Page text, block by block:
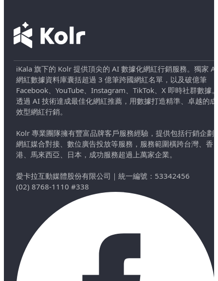
iKala 旗下的 Kolr 提供頂尖的 AI 數據化網紅行銷服務。獨家 AI
網紅數據資料庫囊括超過 3 億筆跨國網紅名單，以及破億筆
Facebook、YouTube、Instagram、TikTok、X 即時社群數據
透過 AI 技術達成最佳化網紅推薦，用數據打造精準、卓越的成
效型網紅行銷。
Kolr 專業團隊擁有豐富品牌客戶服務經驗，提供包括行銷企劃
網紅媒合對接、數位廣告投放等服務，服務範圍橫跨台灣、香
港、馬來西亞、日本，成功服務超過上萬家企業。
愛卡拉互動媒體股份有限公司 ｜ 統一編號：53342456
(02) 8768-1110 #338